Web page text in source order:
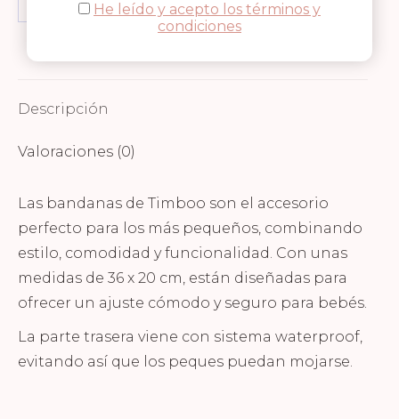
Share Share
Descripción
Valoraciones (0)
Las bandanas de Timboo son el accesorio
perfecto para los más pequeños, combinando
estilo, comodidad y funcionalidad. Con unas
medidas de 36 x 20 cm, están diseñadas para
ofrecer un ajuste cómodo y seguro para bebés.
La parte trasera viene con sistema waterproof,
evitando así que los peques puedan mojarse.
He leído y acepto los términos y
condiciones